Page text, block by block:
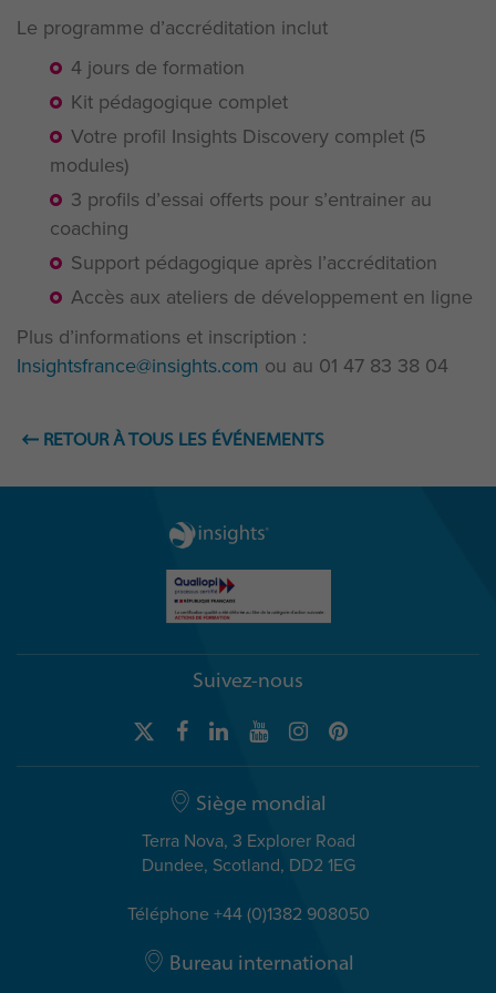
Le programme d’accréditation inclut
4 jours de formation
Kit pédagogique complet
Votre profil Insights Discovery complet (5
modules)
3 profils d’essai offerts pour s’entrainer au
coaching
Support pédagogique après l’accréditation
Accès aux ateliers de développement en ligne
Plus d’informations et inscription :
Insightsfrance@insights.com ou au 01 47 83 38 04
RETOUR À TOUS LES ÉVÉNEMENTS
Suivez-nous
Siège mondial
Terra Nova, 3 Explorer Road
Dundee, Scotland, DD2 1EG
Téléphone +44 (0)1382 908050
Bureau international